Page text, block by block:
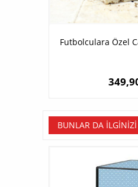
Futbolculara Özel
BUNLAR DA